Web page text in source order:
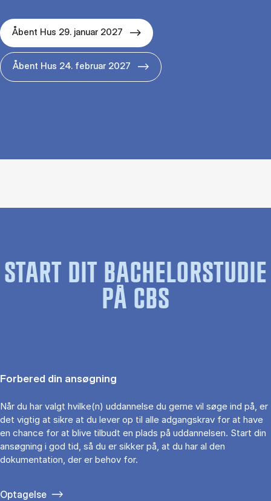
Åbent Hus 29. januar 2027
Åbent Hus 24. februar 2027
START DIT BACHELORSTUDIE
PÅ CBS
Forbered din ansøgning
Når du har valgt hvilke(n) uddannelse du gerne vil søge ind på, er
det vigtig at sikre at du lever op til alle adgangskrav for at have
en chance for at blive tilbudt en plads på uddannelsen. Start din
ansøgning i god tid, så du er sikker på, at du har al den
dokumentation, der er behov for.
Optagelse